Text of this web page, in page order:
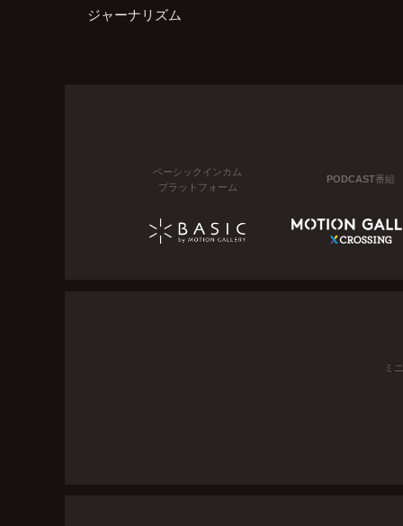
ジャーナリズム
ベーシックインカム
プラットフォーム
PODCAST番組
ミ